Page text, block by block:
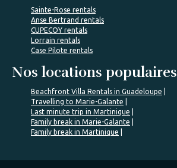
Sainte-Rose rentals
Anse Bertrand rentals
CUPECOY rentals
Lorrain rentals
Case Pilote rentals
Nos locations populaires
Beachfront Villa Rentals in Guadeloupe
Travelling to Marie-Galante
Last minute trip in Martinique
Family break in Marie-Galante
Family break in Martinique